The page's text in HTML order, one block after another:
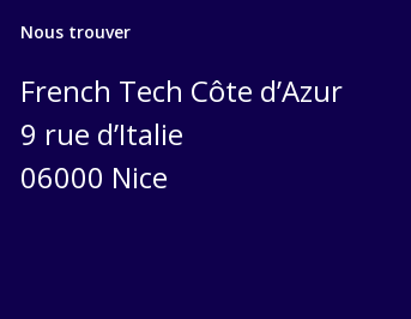
Nous trouver
French Tech Côte d’Azur
9 rue d’Italie
06000 Nice